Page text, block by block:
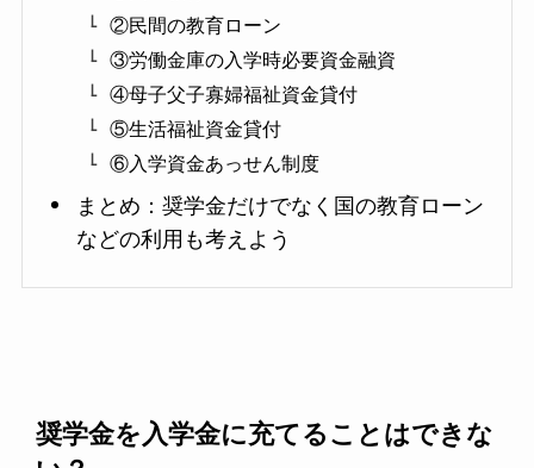
②民間の教育ローン
③労働金庫の入学時必要資金融資
④母子父子寡婦福祉資金貸付
⑤生活福祉資金貸付
⑥入学資金あっせん制度
まとめ：奨学金だけでなく国の教育ローン
などの利用も考えよう
奨学金を入学金に充てることはできな